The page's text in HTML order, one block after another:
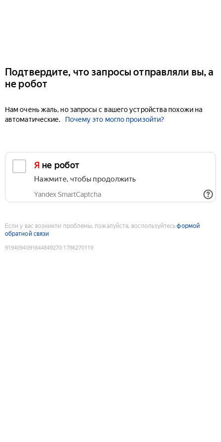
Подтвердите, что запросы отправляли вы, а
не робот
Нам очень жаль, но запросы с вашего устройства похожи на
автоматические.
Почему это могло произойти?
Я не робот
Нажмите, чтобы продолжить
Yandex SmartCaptcha
Если у вас возникли проблемы, пожалуйста, воспользуйтесьформой
обратной связи
9194094091644849270:1786270119